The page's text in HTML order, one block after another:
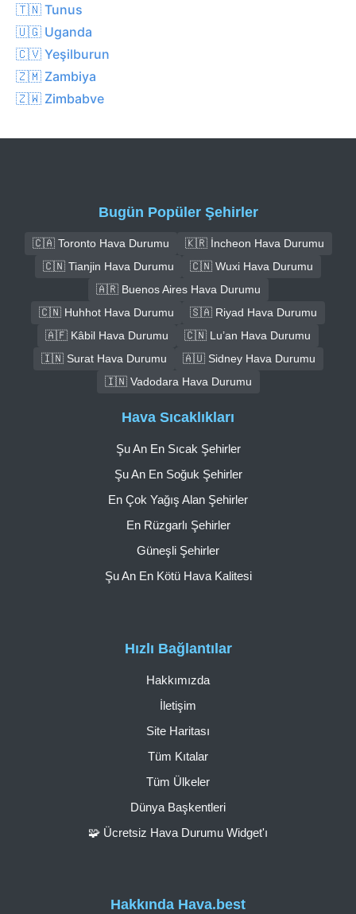
🇹🇳 Tunus
🇺🇬 Uganda
🇨🇻 Yeşilburun
🇿🇲 Zambiya
🇿🇼 Zimbabve
Bugün Popüler Şehirler
🇨🇦 Toronto Hava Durumu
🇰🇷 İncheon Hava Durumu
🇨🇳 Tianjin Hava Durumu
🇨🇳 Wuxi Hava Durumu
🇦🇷 Buenos Aires Hava Durumu
🇨🇳 Huhhot Hava Durumu
🇸🇦 Riyad Hava Durumu
🇦🇫 Kâbil Hava Durumu
🇨🇳 Lu’an Hava Durumu
🇮🇳 Surat Hava Durumu
🇦🇺 Sidney Hava Durumu
🇮🇳 Vadodara Hava Durumu
Hakkında Hava.best
Hızlı Bağlantılar
Hakkımızda
İletişim
Site Haritası
Tüm Kıtalar
Tüm Ülkeler
Dünya Başkentleri
🧩 Ücretsiz Hava Durumu Widget'ı
Hava Sıcaklıkları
Şu An En Sıcak Şehirler
Şu An En Soğuk Şehirler
En Çok Yağış Alan Şehirler
En Rüzgarlı Şehirler
Güneşli Şehirler
Şu An En Kötü Hava Kalitesi